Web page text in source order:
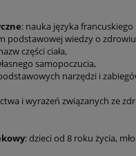
: nauka języka francuskiego
podstawowej wiedzy o
części ciała,
samopoczucia,
narzędzi i
i wyrażeń związanych ze
: dzieci od 8 roku życia,